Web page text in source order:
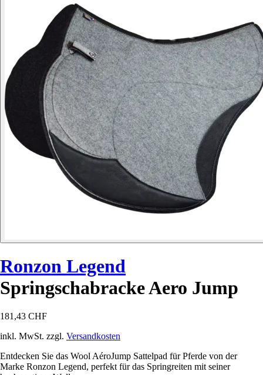
Ronzon Legend
Springschabracke Aero Jump
181,43 CHF
inkl. MwSt. zzgl. Versandkosten
Entdecken Sie das Wool AéroJump Sattelpad für Pferde von der
Marke Ronzon Legend, perfekt für das Springreiten mit seiner